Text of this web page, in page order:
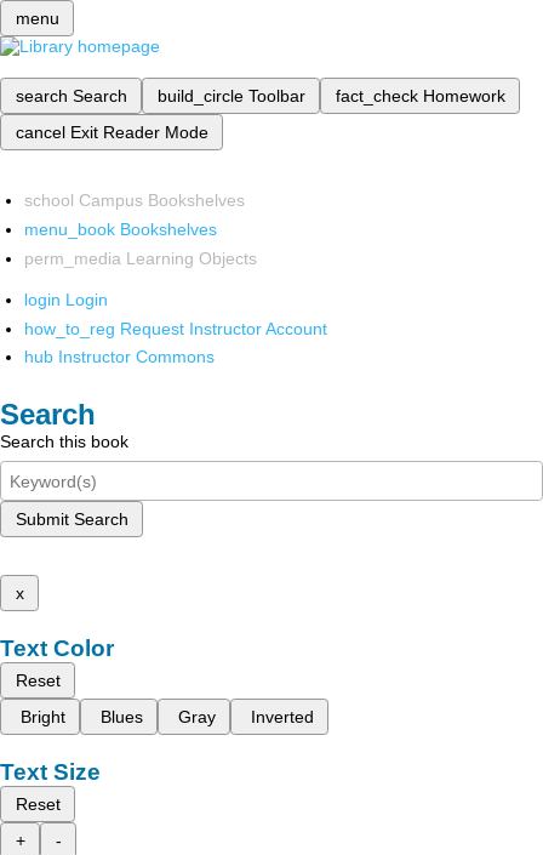
menu
search Search build_circle Toolbar fact_check Homework
cancel Exit Reader Mode
school Campus Bookshelves
menu_book Bookshelves
perm_media Learning Objects
login Login
how_to_reg Request Instructor Account
hub Instructor Commons
Search
Search this book
Submit Search
x
Text Color
Reset
Bright
Blues Gray Inverted
Text Size
Reset
+
-